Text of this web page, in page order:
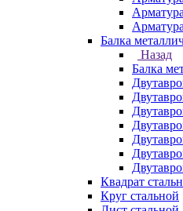
Балка
Назад
Балка
Квадрат
Круг стальной